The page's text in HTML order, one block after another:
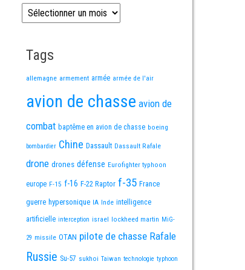
Les news depuis 2008
Tags
allemagne armement armée armée de l'air
avion de chasse avion de
combat baptême en avion de chasse boeing
bombardier Chine Dassault Dassault Rafale
drone drones défense Eurofighter typhoon
europe F-15 f-16 F-22 Raptor f-35 France
guerre hypersonique IA Inde intelligence
artificielle interception israel lockheed martin MiG-
29 missile OTAN pilote de chasse Rafale
Russie Su-57 sukhoi Taiwan technologie typhoon